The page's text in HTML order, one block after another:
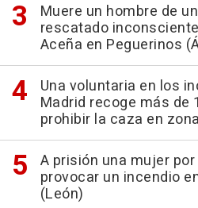
Muere un hombre de
rescatado
Aceña en Peguerinos
Una voluntaria en los
Madrid recoge más de
prohibir la caza en
A prisión una mujer
provocar un incendio
(León)